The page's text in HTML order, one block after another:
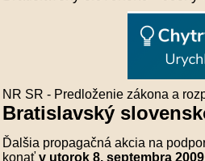
NR SR - Predloženie zákona a
Bratislavský
Ďalšia propagačná akcia na
konať v utorok 8. septembra